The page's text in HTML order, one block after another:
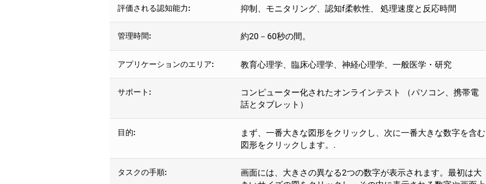
評価される認知能力: 抑制、モニタリング、認知f柔軟性、 処理速度と反応時間
管理時間: 約20－60秒の間。
アプリケーションのエリア: 教育心理学、臨床心理学、神経心理学、一般医学・研究
サポート:
コンピューター化されたオンラインテスト （パソコン、携帯電
話とタブレット）
目的:
まず、一番大きな図形をクリックし、次に一番大きな数字を含む
図形をクリックします。.
タスクの手順:
画面には、大きさの異なる2つの数字が表示されます。最初は大